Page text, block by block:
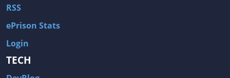
RSS
ePrison Stats
Login
TECH